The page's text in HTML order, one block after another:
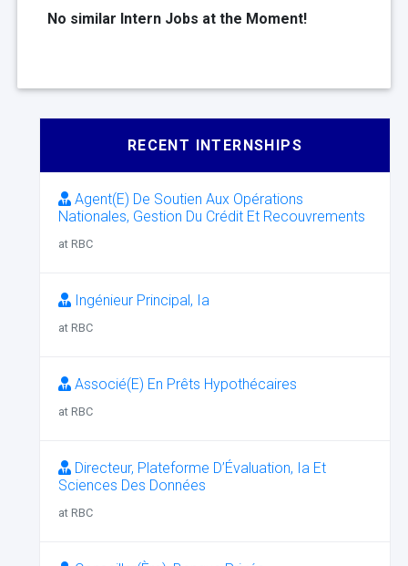
No similar Intern Jobs at the Moment!
RECENT INTERNSHIPS
Agent(E) De Soutien Aux Opérations
Nationales, Gestion Du Crédit Et Recouvrements
at RBC
Ingénieur Principal, Ia
at RBC
Associé(E) En Prêts Hypothécaires
at RBC
Directeur, Plateforme D’Évaluation, Ia Et
Sciences Des Données
at RBC